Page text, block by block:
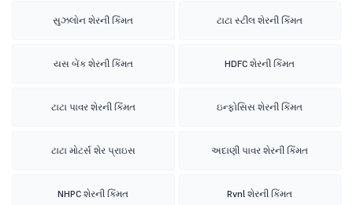
સુઝલોન શેરની કિંમત ટાટા સ્ટીલ શેરની કિંમત
યસ બેંક શેરની કિંમત HDFC શેરની કિંમત
ટાટા પાવર શેરની કિંમત ઇન્ફોસિસ શેરની કિંમત
ટાટા મોટર્સ શેર પ્રાઇસ અદાણી પાવર શેરની કિંમત
NHPC શેરની કિંમત Rvnl શેરની કિંમત